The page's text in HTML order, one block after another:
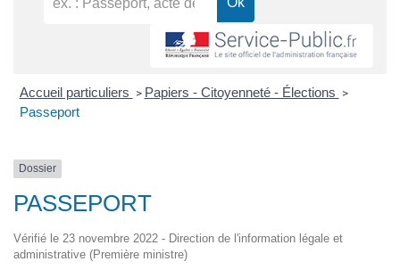
Accueil particuliers > Papiers - Citoyenneté - Élections >
Passeport
Dossier
PASSEPORT
Vérifié le 23 novembre 2022 - Direction de l'information légale et
administrative (Première ministre)